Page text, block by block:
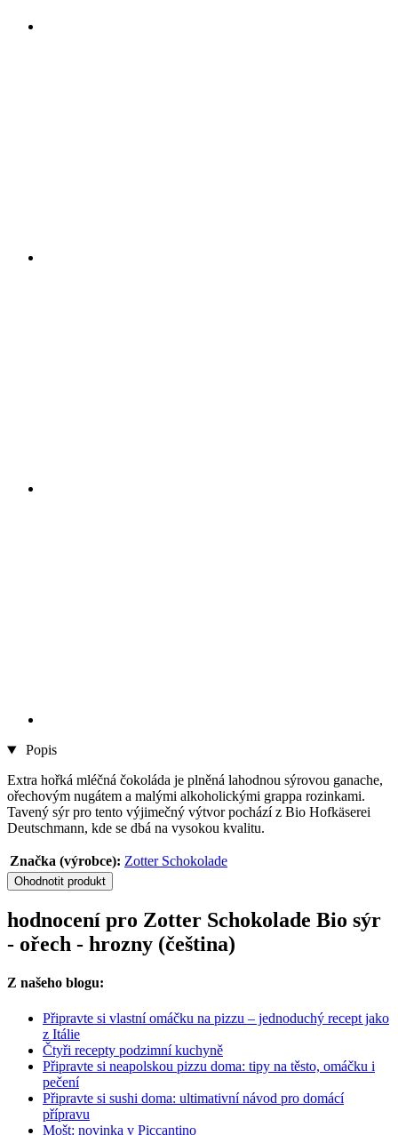
Popis
Extra hořká mléčná čokoláda je plněná lahodnou sýrovou ganache,
ořechovým nugátem a malými alkoholickými grappa rozinkami.
Tavený sýr pro tento výjimečný výtvor pochází z Bio Hofkäserei
Deutschmann, kde se dbá na vysokou kvalitu.
Značka (výrobce): Zotter Schokolade
Ohodnotit produkt
hodnocení pro Zotter Schokolade Bio sýr
- ořech - hrozny (čeština)
Z našeho blogu:
Připravte si vlastní omáčku na pizzu – jednoduchý recept jako
z Itálie
Čtyři recepty podzimní kuchyně
Připravte si neapolskou pizzu doma: tipy na těsto, omáčku i
pečení
Připravte si sushi doma: ultimativní návod pro domácí
přípravu
Mošt: novinka v Piccantino